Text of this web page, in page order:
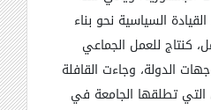
السياسية نحو بناء
كنتاج للعمل الجماعي
الدولة، وجاءت القافلة
التي تطلقها الجامعة في